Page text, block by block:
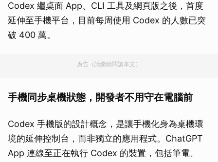
Codex 繼桌面 App、CLI 工具及網頁版之後，首度
延伸至手機平台，目前每周使用 Codex 的人數已突
破 400 萬。
廣告（請繼續閱讀本文）
手機同步桌機狀態，開發者不用守在電腦前
Codex 手機版的設計概念，是讓手機化身為桌機環
境的延伸控制台，而非獨立的應用程式。ChatGPT
App 連線至正在執行 Codex 的裝置，包括筆電、